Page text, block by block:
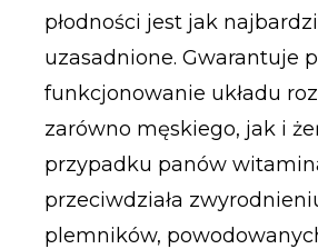
płodności jest jak
uzasadnione. Gwarantuje
funkcjonowanie układu
zarówno męskiego, jak i
przypadku panów
przeciwdziała
plemników,